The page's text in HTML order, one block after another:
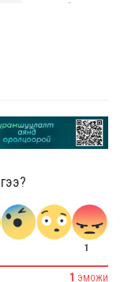
1
1 ЭМОЖИ